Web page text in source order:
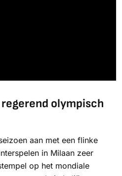
olympisch
aan met een flinke
in Milaan zeer
op het mondiale